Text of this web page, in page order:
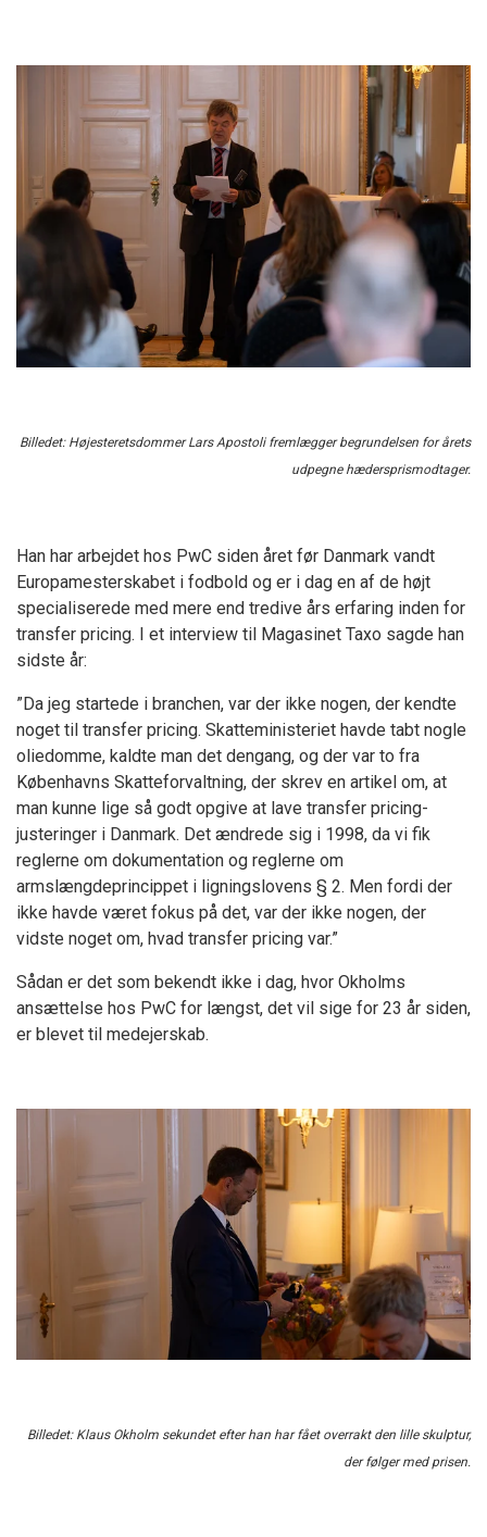
Billedet: Højesteretsdommer Lars Apostoli fremlægger begrundelsen for årets
udpegne hædersprismodtager.
Han har arbejdet hos PwC siden året før Danmark vandt
Europamesterskabet i fodbold og er i dag en af de højt
specialiserede med mere end tredive års erfaring inden for
transfer pricing. I et interview til Magasinet Taxo sagde han
sidste år:
”Da jeg startede i branchen, var der ikke nogen, der kendte
noget til transfer pricing. Skatteministeriet havde tabt nogle
oliedomme, kaldte man det dengang, og der var to fra
Københavns Skatteforvaltning, der skrev en artikel om, at
man kunne lige så godt opgive at lave transfer pricing-
justeringer i Danmark. Det ændrede sig i 1998, da vi fik
reglerne om dokumentation og reglerne om
armslængdeprincippet i ligningslovens § 2. Men fordi der
ikke havde været fokus på det, var der ikke nogen, der
vidste noget om, hvad transfer pricing var.”
Sådan er det som bekendt ikke i dag, hvor Okholms
ansættelse hos PwC for længst, det vil sige for 23 år siden,
er blevet til medejerskab.
Billedet: Klaus Okholm sekundet efter han har fået overrakt den lille skulptur,
der følger med prisen.